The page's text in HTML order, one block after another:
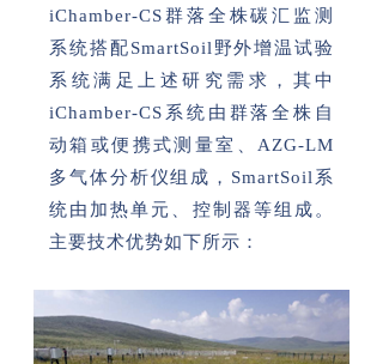
iChamber-CS群落全株碳汇监测
系统搭配SmartSoil野外增温试验
系统满足上述研究需求，其中
iChamber-CS系统由群落全株自
动箱或便携式测量室、AZG-LM
多气体分析仪组成，SmartSoil系
统由加热单元、控制器等组成。
主要技术优势如下所示：